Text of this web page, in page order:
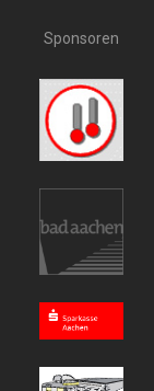
Sponsoren